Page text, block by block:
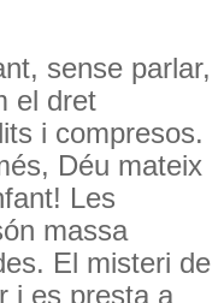
sense parlar,
el dret
i compresos.
Déu mateix
Les
massa
El misteri de
i es presta a